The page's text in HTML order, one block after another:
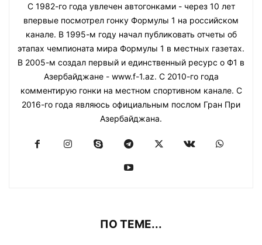
С 1982-го года увлечен автогонками - через 10 лет
впервые посмотрел гонку Формулы 1 на российском
канале. В 1995-м году начал публиковать отчеты об
этапах чемпионата мира Формулы 1 в местных газетах.
В 2005-м создал первый и единственный ресурс о Ф1 в
Азербайджане - www.f-1.az. С 2010-го года
комментирую гонки на местном спортивном канале. С
2016-го года являюсь официальным послом Гран При
Азербайджана.
ПО ТЕМЕ...